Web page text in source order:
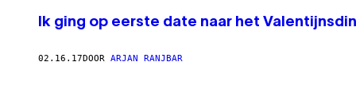
Ik ging op eerste date naar het
02.16.17DOOR ARJAN RANJBAR